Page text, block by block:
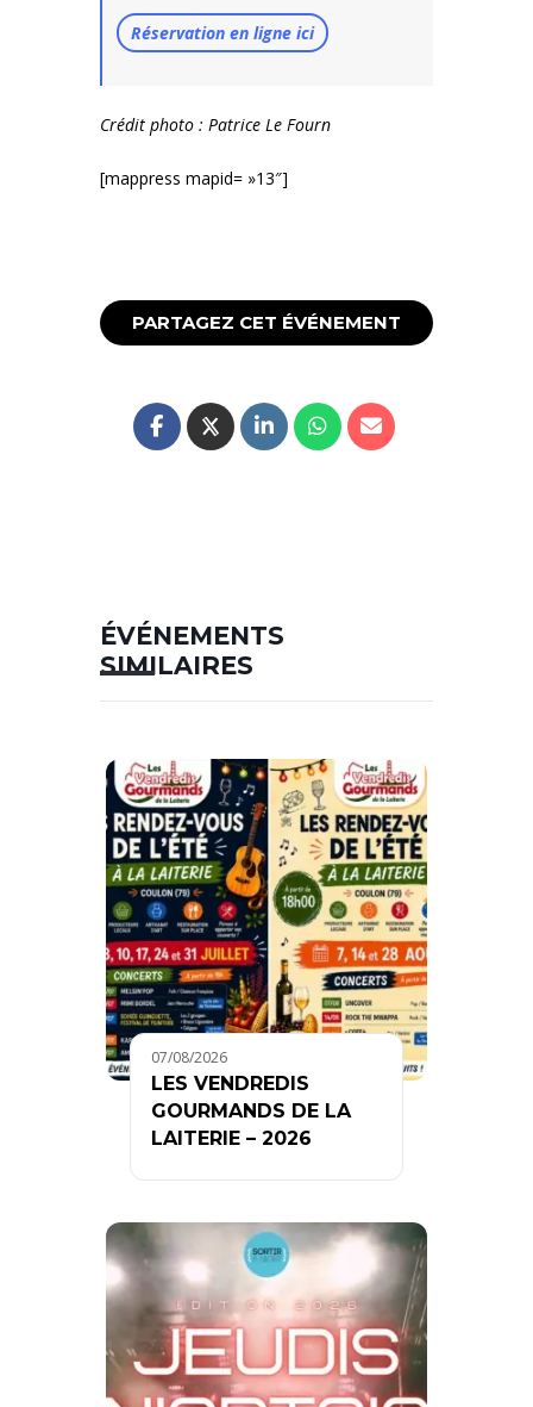
Réservation en ligne ici
Crédit photo : Patrice Le Fourn
[mappress mapid= »13″]
PARTAGEZ CET ÉVÉNEMENT
ÉVÉNEMENTS
SIMILAIRES
07/08/2026
LES VENDREDIS
GOURMANDS DE LA
LAITERIE – 2026